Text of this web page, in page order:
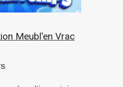
Meubl'en Vrac